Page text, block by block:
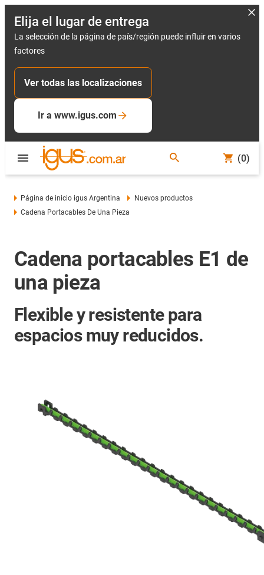
Elija el lugar de entrega
La selección de la página de país/región puede influir en varios
factores
Ver todas las localizaciones
Ir a www.igus.com
(0)
Página de inicio igus Argentina
Nuevos productos
Cadena Portacables De Una Pieza
Cadena portacables E1 de
una pieza
Flexible y resistente para
espacios muy reducidos.